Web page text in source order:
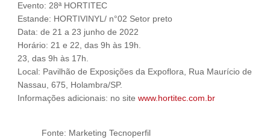
Evento: 28ª HORTITEC
Estande: HORTIVINYL/ n°02 Setor preto
Data: de 21 a 23 junho de 2022
Horário: 21 e 22, das 9h às 19h.
23, das 9h às 17h.
Local: Pavilhão de Exposições da Expoflora, Rua Maurício de
Nassau, 675, Holambra/SP.
Informações adicionais: no site www.hortitec.com.br
Fonte: Marketing Tecnoperfil